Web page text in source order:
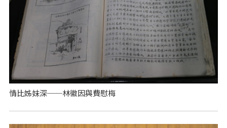
情比姊妹深──林徽因與費慰梅